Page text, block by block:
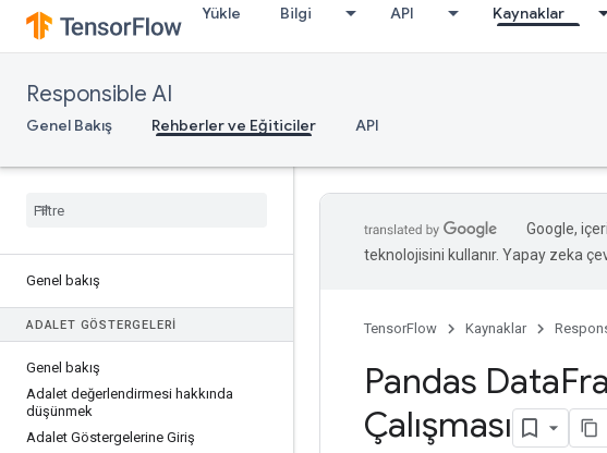
Yükle Bilgi API Kaynaklar
Responsible AI
Genel Bakış Rehberler ve Eğiticiler API
Genel bakış
ADALET GÖSTERGELERI
Genel bakış
Adalet değerlendirmesi hakkında
düşünmek
Adalet Göstergelerine Giriş
Google,
teknolojisini kullanır. Yapay zeka
TensorFlow Kaynaklar
Pandas Data
Çalışması